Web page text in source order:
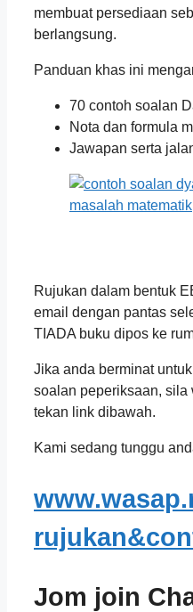
membuat persediaan
berlangsung.
Panduan khas ini
70 contoh soalan
Nota dan formula
Jawapan serta
Rujukan dalam bentuk
email dengan pantas
TIADA buku dipos ke
Jika anda berminat
soalan peperiksaan, sila
tekan link dibawah.
Kami sedang tunggu
Jom join